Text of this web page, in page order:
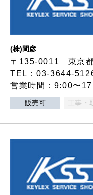
(株)間彦
〒135-0011 東京
TEL：03-3644-
営業時間：9:00〜
販売可 工事・